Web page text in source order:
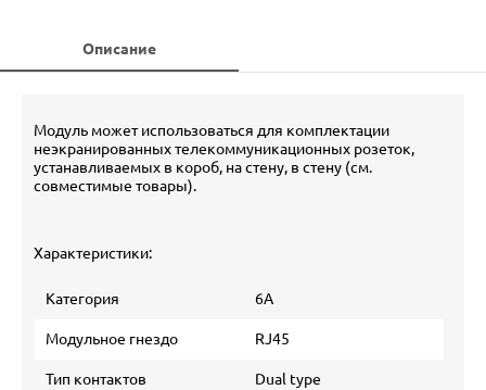
Описание
Модуль может использоваться для комплектации
неэкранированных телекоммуникационных розеток,
устанавливаемых в короб, на стену, в стену (см.
совместимые товары).
Характеристики:
Категория 6А
Модульное гнездо RJ45
Тип контактов Dual type